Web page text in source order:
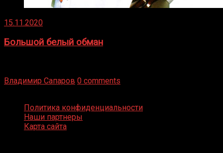
15.11.2020
Большой белый обман
Владимир Сапаров 0 comments
Политика конфиденциальности
Наши партнеры
Карта сайта